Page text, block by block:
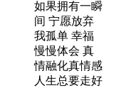
如果拥有一瞬
间 宁愿放弃
我孤单 幸福
慢慢体会 真
情融化真情感
人生总要走好